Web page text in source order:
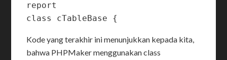
report
Kode yang terakhir ini menunjukkan kepada kita,
bahwa PHPMaker menggunakan class